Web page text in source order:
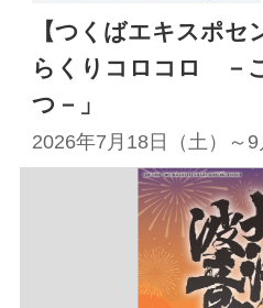
【つくばエキスポセ
らくりコロコロ －
つ－」
2026年7月18日（土）～9